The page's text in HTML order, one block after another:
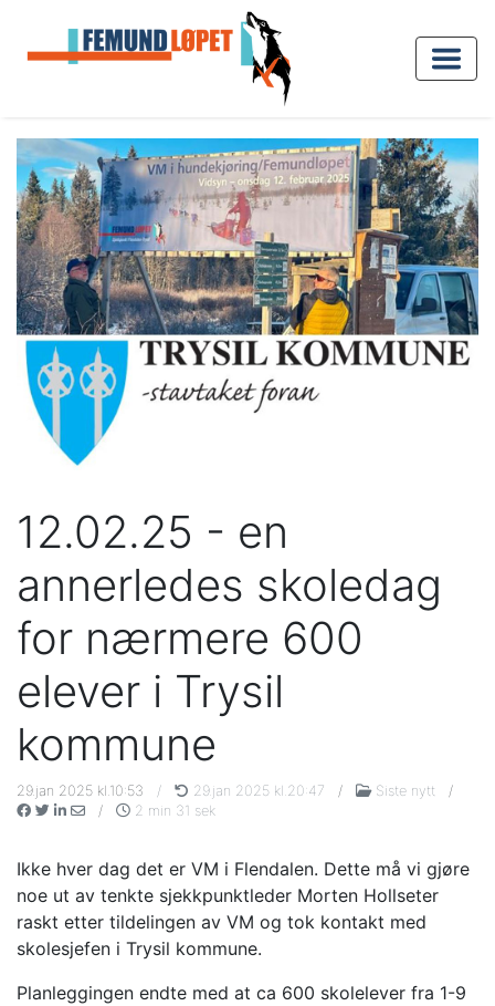
12.02.25 - en
annerledes skoledag
for nærmere 600
elever i Trysil
kommune
29.jan 2025 kl.10:53 / 29.jan 2025 kl.20:47 / Siste nytt
/
/
2 min 31 sek
Ikke hver dag det er VM i Flendalen. Dette må vi gjøre
noe ut av tenkte sjekkpunktleder Morten Hollseter
raskt etter tildelingen av VM og tok kontakt med
skolesjefen i Trysil kommune.
Planleggingen endte med at ca 600 skolelever fra 1-9